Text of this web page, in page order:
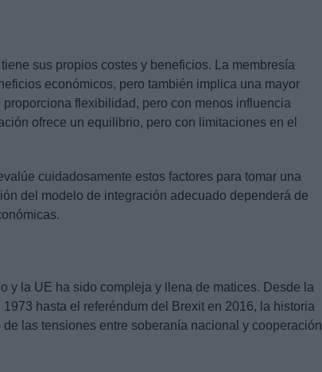
sus propios costes y beneficios. La membresía
económicos, pero también implica una mayor
flexibilidad, pero con menos influencia
ofrece un equilibrio, pero con limitaciones en el
cuidadosamente estos factores para tomar una
del modelo de integración adecuado dependerá de
y la UE ha sido compleja y llena de matices. Desde la
hasta el referéndum del Brexit en 2016, la historia
las tensiones entre soberanía nacional y cooperación